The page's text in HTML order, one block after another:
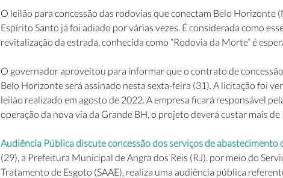
O leilão para concessão das rodovias que conectam Belo Horizonte
Espírito Santo já foi adiado por várias vezes. É considerada como
revitalização da estrada, conhecida como “Rodovia da Morte” é
O governador aproveitou para informar que o contrato de
Belo Horizonte será assinado nesta sexta-feira (31). A licitação foi
leilão realizado em agosto de 2022. A empresa ficará responsável
operação da nova via da Grande BH, o projeto deverá custar mais de
Audiência Pública discute concessão dos serviços de abastecimento
(29), a Prefeitura Municipal de Angra dos Reis (RJ), por meio do
Tratamento de Esgoto (SAAE), realiza uma audiência pública